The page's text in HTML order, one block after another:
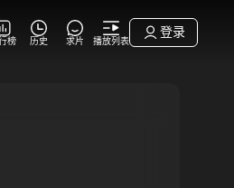
榜 历史 求片 播放列表
登录